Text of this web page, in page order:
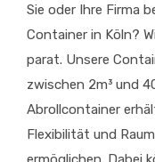
Sie oder Ihre Firma
Container in Köln?
parat. Unsere
zwischen 2m³ und
Abrollcontainer
Flexibilität und